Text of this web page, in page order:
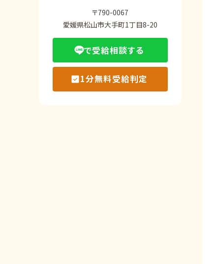
〒790-0067
愛媛県松山市大手町1丁目8-20
で受給相談する
1分無料受給判定